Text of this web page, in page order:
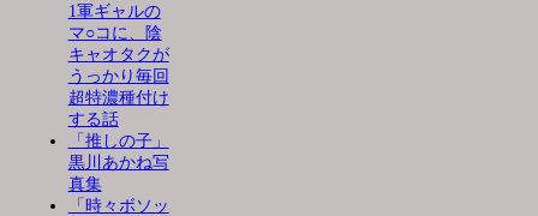
1軍ギャルの
マ○コに、陰
キャオタクが
うっかり毎回
超特濃種付け
する話
「推しの子」
黒川あかね写
真集
「時々ボソッ